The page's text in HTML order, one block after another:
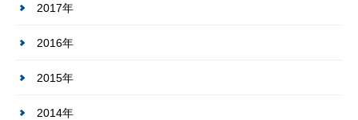
2017年
2016年
2015年
2014年